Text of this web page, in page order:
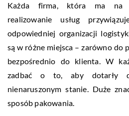
Każda firma, która ma na
realizowanie usług
odpowiedniej organizacji
są w różne miejsca – zarówno do
bezpośrednio do klienta. W
zadbać o to, aby dotarły
nienaruszonym stanie. Duże
sposób pakowania.